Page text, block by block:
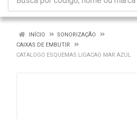
INÍCIO
SONORIZAÇÃO
CAIXAS DE EMBUTIR
CATALOGO ESQUEMAS LIGACAO MAR AZUL